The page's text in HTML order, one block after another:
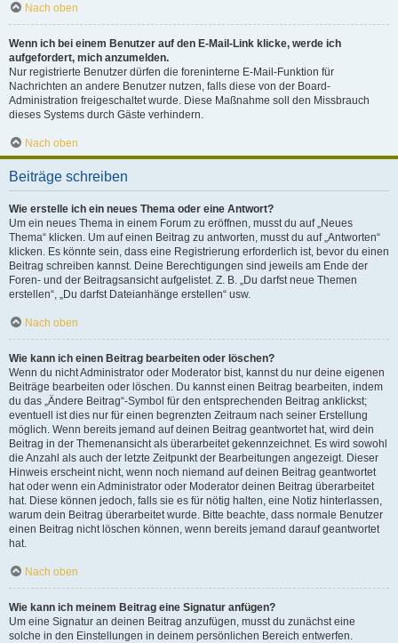
Nach oben
Wenn ich bei einem Benutzer auf den E-Mail-Link klicke, werde ich
aufgefordert, mich anzumelden.
Nur registrierte Benutzer dürfen die foreninterne E-Mail-Funktion für
Nachrichten an andere Benutzer nutzen, falls diese von der Board-
Administration freigeschaltet wurde. Diese Maßnahme soll den Missbrauch
dieses Systems durch Gäste verhindern.
Nach oben
Beiträge schreiben
Wie erstelle ich ein neues Thema oder eine Antwort?
Um ein neues Thema in einem Forum zu eröffnen, musst du auf „Neues
Thema“ klicken. Um auf einen Beitrag zu antworten, musst du auf „Antworten“
klicken. Es könnte sein, dass eine Registrierung erforderlich ist, bevor du einen
Beitrag schreiben kannst. Deine Berechtigungen sind jeweils am Ende der
Foren- und der Beitragsansicht aufgelistet. Z. B. „Du darfst neue Themen
erstellen“, „Du darfst Dateianhänge erstellen“ usw.
Nach oben
Wie kann ich einen Beitrag bearbeiten oder löschen?
Wenn du nicht Administrator oder Moderator bist, kannst du nur deine eigenen
Beiträge bearbeiten oder löschen. Du kannst einen Beitrag bearbeiten, indem
du das „Ändere Beitrag“-Symbol für den entsprechenden Beitrag anklickst;
eventuell ist dies nur für einen begrenzten Zeitraum nach seiner Erstellung
möglich. Wenn bereits jemand auf deinen Beitrag geantwortet hat, wird dein
Beitrag in der Themenansicht als überarbeitet gekennzeichnet. Es wird sowohl
die Anzahl als auch der letzte Zeitpunkt der Bearbeitungen angezeigt. Dieser
Hinweis erscheint nicht, wenn noch niemand auf deinen Beitrag geantwortet
hat oder wenn ein Administrator oder Moderator deinen Beitrag überarbeitet
hat. Diese können jedoch, falls sie es für nötig halten, eine Notiz hinterlassen,
warum dein Beitrag überarbeitet wurde. Bitte beachte, dass normale Benutzer
einen Beitrag nicht löschen können, wenn bereits jemand darauf geantwortet
hat.
Nach oben
Wie kann ich meinem Beitrag eine Signatur anfügen?
Um eine Signatur an deinen Beitrag anzufügen, musst du zunächst eine
solche in den Einstellungen in deinem persönlichen Bereich entwerfen.